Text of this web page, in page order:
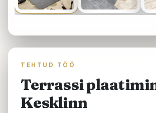
TEHTUD TÖÖ
Terrassi
Kesklinn